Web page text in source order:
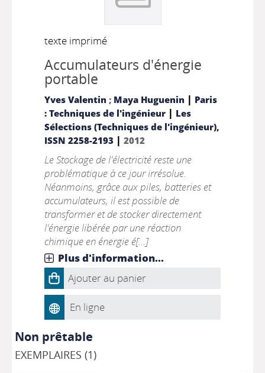
texte imprimé
Accumulateurs d'énergie
portable
Yves Valentin ; Maya Huguenin | Paris
: Techniques de l'ingénieur| Les
Sélections (Techniques de l'ingénieur),
ISSN 2258-2193| 2012
Le Stockage de l'électricité reste une
problématique à ce jour irrésolue.
Néanmoins, grâce aux piles, batteries et
accumulateurs, il est possible de
transformer et de stocker directement
l'énergie libérée par une réaction
chimique en énergie é[...]
Plus d'information...
Ajouter au panier
En ligne
Non prêtable
EXEMPLAIRES (1)